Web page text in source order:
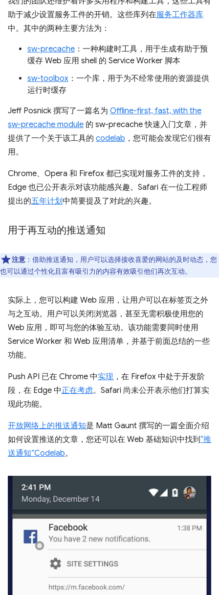
助于减少设置服务工件的开销。这些库列在服务工作器库
中。其中的两种主要方法为：
sw-precache ：一种构建时工具，用于生成有助于预
缓存 Web 应用 shell 的 Service Worker 脚本
sw-toolbox ：一个库，用于为不经常使用的资源提供
运行时缓存
Jeff Posnick 撰写了一篇名为 Offline-first, fast, with the
sw-precache module 的 sw-precache 快速入门文章，并
提供了一个关于该工具的 codelab ，您可能会发现它们很有
用。
Chrome、Opera 和 Firefox 都已实现对服务工件的支持，
Edge 也已公开表示对该功能感兴趣。Safari 在一位工程师
提出的五年计划中简要提及了对此的兴趣。
用于再互动的推送通知
注意 ：借助推送通知，用户可以选择接收喜爱的网站的及时动态，您
也可以通过个性化且富有吸引力的内容有效吸引他们再次互动。
实际上，您可以构建 Web 应用，让用户可以在标签页之外
与之互动。用户可以关闭浏览器，甚至无需积极使用您的
Web 应用，即可与您的体验互动。该功能需要同时使用
Service Worker 和 Web 应用清单，并基于前面总结的一些
功能。
Push API 已在 Chrome 中实现 ，在 Firefox 中处于开发阶
段，在 Edge 中正在考虑。Safari 尚未公开表示他们打算实
现此功能。
开放网络上的推送通知是 Matt Gaunt 撰写的一篇全面介绍
如何设置推送的文章，您还可以在 Web 基础知识中找到“推
送通知”Codelab。